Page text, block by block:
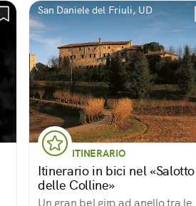
San Daniele del Friuli, UD
ITINERARIO
Itinerario in bici nel «Salotto
delle Colline»
Un gran bel giro ad anello tra le